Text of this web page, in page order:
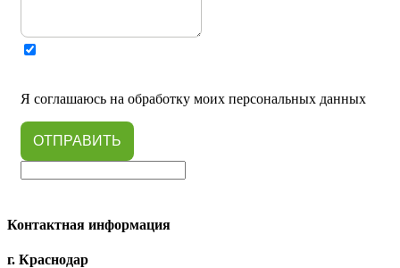
Я соглашаюсь на обработку моих персональных данных
ОТПРАВИТЬ
Контактная информация
г. Краснодар